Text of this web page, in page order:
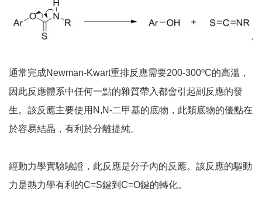
通常完成Newman-Kwart重排反應需要200-300oC的高溫，
因此反應體系中任何一點的雜質帶入都會引起副反應的發
生。該反應主要使用N,N-二甲基的底物，此類底物的優點在
於容易結晶，有利於分離提純。
經動力學實驗驗證，此反應是分子內的反應。該反應的驅動
力是熱力學有利的C=S鍵到C=O鍵的轉化。